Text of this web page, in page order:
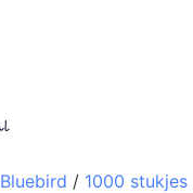
Bluebird / 1000 stukjes